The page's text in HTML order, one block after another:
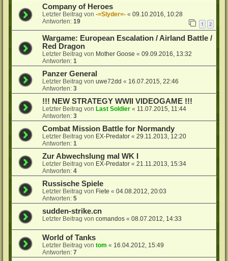
Company of Heroes
Letzter Beitrag von-=Slyder=- «09.10.2016, 10:28
Antworten:19 1 2
Wargame: European Escalation / Airland Battle /
Red Dragon
Letzter Beitrag von Mother Goose «09.09.2016, 13:32
Antworten:1
Panzer General
Letzter Beitrag vonuwe72dd « 16.07.2015, 22:46
Antworten:3
!!! NEW STRATEGY WWII VIDEOGAME !!!
Letzter Beitrag von Last Soldier « 11.07.2015, 11:44
Antworten:3
Combat Mission Battle for Normandy
Letzter Beitrag von EX-Predator «29.11.2013, 12:20
Antworten:1
Zur Abwechslung mal WK I
Letzter Beitrag von EX-Predator «21.11.2013, 15:34
Antworten:4
Russische Spiele
Letzter Beitrag von Fiete «04.08.2012, 20:03
Antworten:5
sudden-strike.cn
Letzter Beitrag voncomandos «08.07.2012, 14:33
World of Tanks
Letzter Beitrag vontom « 16.04.2012, 15:49
Antworten:7